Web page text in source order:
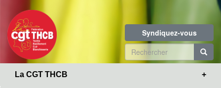
contenu
principal
Syndiquez-vous
Formulaire
de
La CGT THCB